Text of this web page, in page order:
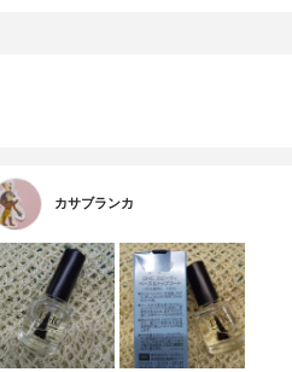
カサブランカ